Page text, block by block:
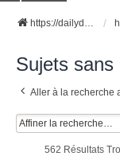
https://dailydigesthub.com
Sujets sans
Aller à la recherche
562 Résultats